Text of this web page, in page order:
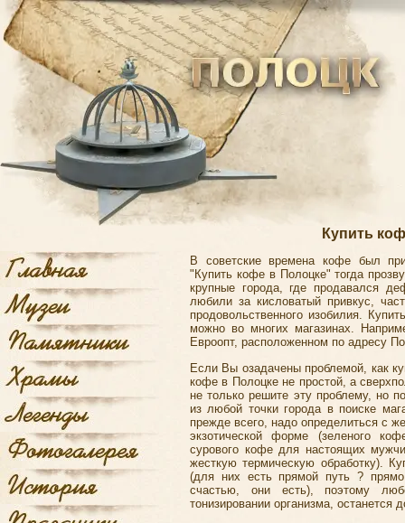
Купить
В советские времена кофе был
"Купить кофе в Полоцке" тогда
крупные города, где продавался
любили за кисловатый привкус,
продовольственного изобилия.
можно во многих магазинах.
Евроопт, расположенном по адресу
Если Вы озадачены проблемой, как
кофе в Полоцке не простой, а
не только решите эту проблему, но
из любой точки города в поиске
прежде всего, надо определиться с
экзотической форме (зеленого
сурового кофе для настоящих
жесткую термическую обработку).
(для них есть прямой путь ?
счастью, они есть), поэтому
тонизировании организма, останется